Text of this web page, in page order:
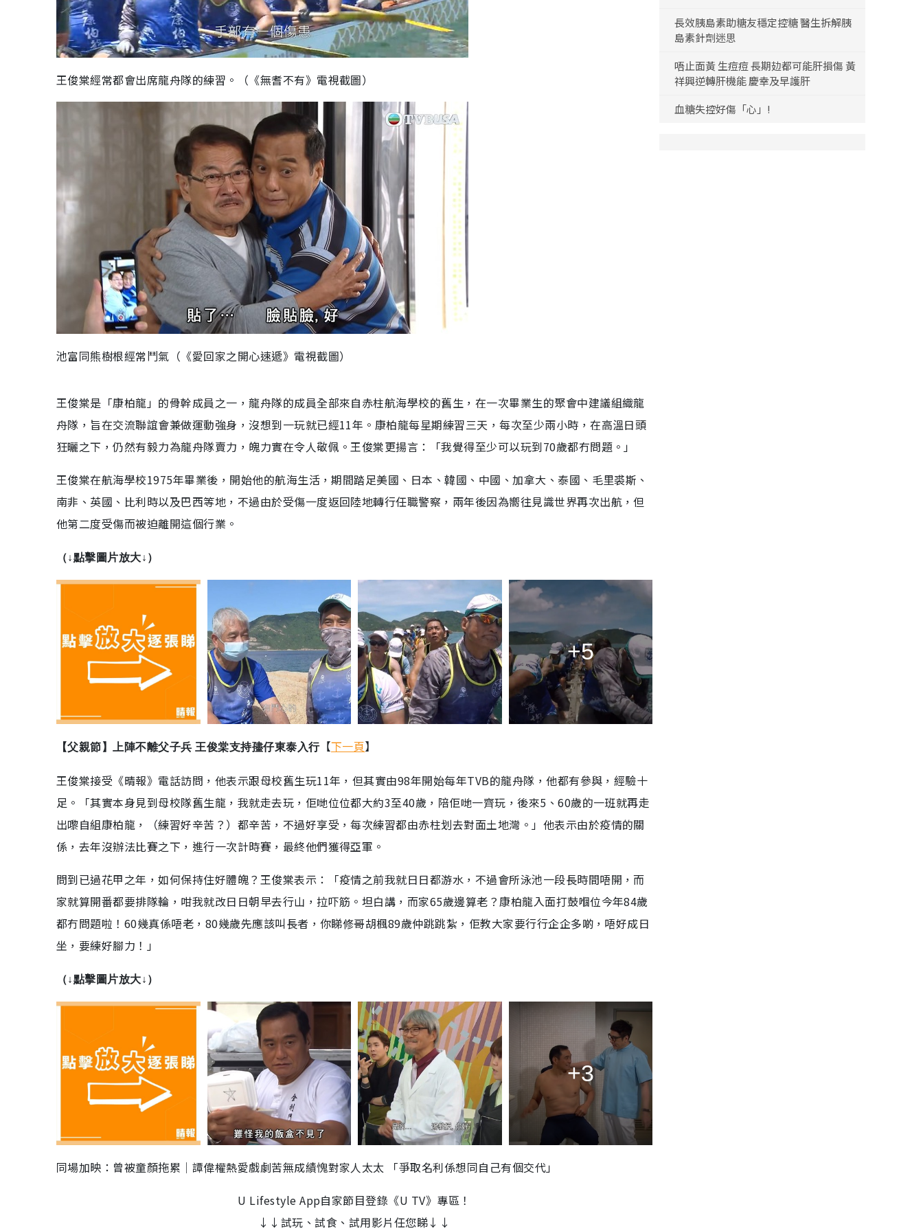
王俊棠經常都會出席龍舟隊的練習。（《無耆不有》電視截圖）
池富同熊樹根經常鬥氣（《愛回家之開心速遞》電視截圖）
王俊棠是「康柏龍」的骨幹成員之一，龍舟隊的成員全部來自赤柱航海學校的舊生，在一次畢業生的聚會中建議組織龍
舟隊，旨在交流聯誼會兼做運動強身，沒想到一玩就已經11年。康柏龍每星期練習三天，每次至少兩小時，在高溫日頭
狂曬之下，仍然有毅力為龍舟隊賣力，魄力實在令人敬佩。王俊棠更揚言：「我覺得至少可以玩到70歲都冇問題。」
王俊棠在航海學校1975年畢業後，開始他的航海生活，期間踏足美國、日本、韓國、中國、加拿大、泰國、毛里裘斯、
南非、英國、比利時以及巴西等地，不過由於受傷一度返回陸地轉行任職警察，兩年後因為嚮往見識世界再次出航，但
他第二度受傷而被迫離開這個行業。
（↓點擊圖片放大↓）
+5
【父親節】上陣不離父子兵 王俊棠支持孻仔東泰入行【下一頁】
王俊棠接受《晴報》電話訪問，他表示跟母校舊生玩11年，但其實由98年開始每年TVB的龍舟隊，他都有參與，經驗十
足。「其實本身見到母校隊舊生龍，我就走去玩，佢哋位位都大約3至40歲，陪佢哋一齊玩，後來5、60歲的一班就再走
出嚟自組康柏龍，（練習好辛苦？）都辛苦，不過好享受，每次練習都由赤柱划去對面土地灣。」他表示由於疫情的關
係，去年沒辦法比賽之下，進行一次計時賽，最終他們獲得亞軍。
問到已過花甲之年，如何保持住好體魄？王俊棠表示：「疫情之前我就日日都游水，不過會所泳池一段長時間唔開，而
家就算開番都要排隊輪，咁我就改日日朝早去行山，拉吓筋。坦白講，而家65歲邊算老？康柏龍入面打鼓嗰位今年84歲
都冇問題啦！60幾真係唔老，80幾歲先應該叫長者，你睇修哥胡楓89歲仲跳跳紮，佢教大家要行行企企多啲，唔好成日
坐，要練好腳力！」
（↓點擊圖片放大↓）
+3
同場加映：曾被童顏拖累│譚偉權熱愛戲劇苦無成績愧對家人太太 「爭取名利係想同自己有個交代」
U Lifestyle App自家節目登錄《U TV》專區！
↓↓試玩、試食、試用影片任您睇↓↓
長效胰島素助糖友穩定控糖 醫生拆解胰
島素針劑迷思
唔止面黃 生痘痘 長期攰都可能肝損傷 黃
祥興逆轉肝機能 慶幸及早護肝
血糖失控好傷「心」!